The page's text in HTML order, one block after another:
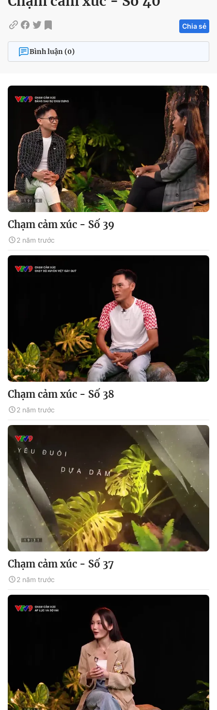
Chia sẻ
Bình luận (0)
Chạm cảm xúc - Số 39
2 năm trước
Chạm cảm xúc - Số 38
2 năm trước
Chạm cảm xúc - Số 37
2 năm trước